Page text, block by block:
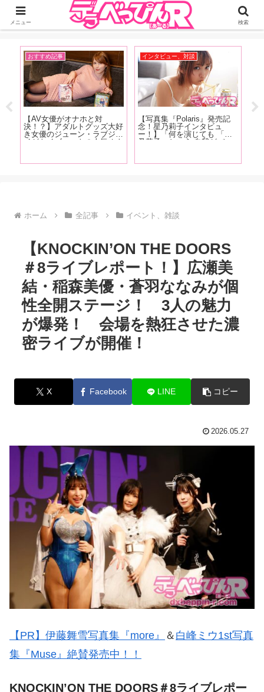
ジーオーティーが運営するちょっとHなニュースサイ。サイト内のリンクには
DMMアフィリエイトが含まれているものがあります
奮！
インタビュー、対談
【写真集『Polaris』発売記
念！星乃莉子インタビュ
ー！】「何を演じても 「星
乃莉子」という 自我がバー
いうか カメレオン女優にな
イベント、雑談
【FANZA2023年4月号発
売！】表紙は山手梨愛ちゃ
ん！女優インタビューは小野
六花、新村あかり、有村のぞ
ホーム 全記事 イベント、雑談
【KNOCKIN’ON THE DOORS
＃8ライブレポート！】広瀬美
結・稲森美優・蒼羽ななみが個
性全開ステージ！ 3人の魅力
が爆発！ 会場を熱狂させた濃
密ライブが開催！
X Facebook LINE コピー
2026.05.27
【PR】伊藤舞雪写真集『more』 ＆ 白峰ミウ1st写真
集『Muse』絶賛発売中！！
KNOCKIN’ON THE DOORS＃8ライブレポー
メニュー 検索